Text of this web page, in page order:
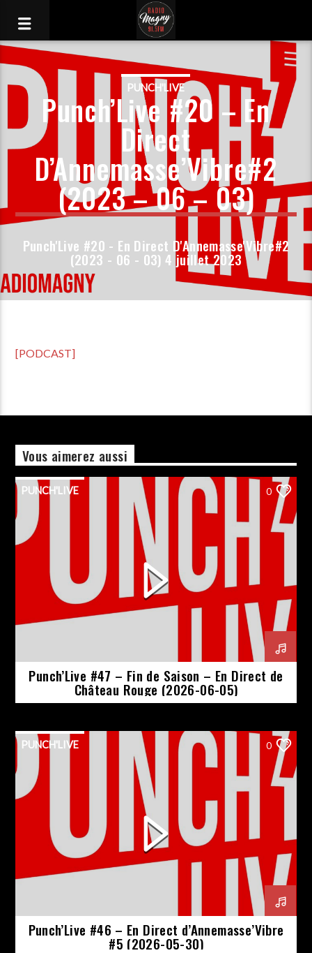
PUNCH'LIVE
Punch’Live #20 – En
Direct
D’Annemasse’Vibre#2
(2023 – 06 – 03)
Punch'Live #20 - En Direct D'Annemasse'Vibre#2
(2023 - 06 - 03) 4 juillet 2023
[PODCAST]
Vous aimerez aussi
PUNCH'LIVE 0
Punch’Live #47 – Fin de Saison – En Direct de
Château Rouge (2026-06-05)
PUNCH'LIVE 0
Punch’Live #46 – En Direct d’Annemasse’Vibre
#5 (2026-05-30)